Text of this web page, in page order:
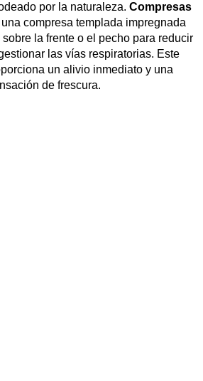
por la naturaleza. Compresas
compresa templada impregnada
la frente o el pecho para reducir
las vías respiratorias. Este
un alivio inmediato y una
de frescura.